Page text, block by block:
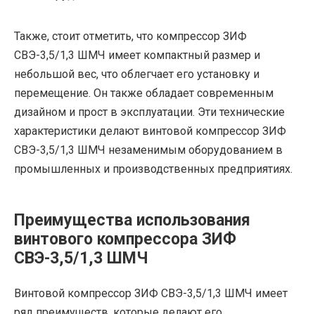
Также, стоит отметить, что компрессор ЗИФ
СВЭ-3,5/1,3 ШМЧ имеет компактный размер и
небольшой вес, что облегчает его установку и
перемещение. Он также обладает современным
дизайном и прост в эксплуатации. Эти технические
характеристики делают винтовой компрессор ЗИФ
СВЭ-3,5/1,3 ШМЧ незаменимым оборудованием в
промышленных и производственных предприятиях.
Преимущества использования
винтового компрессора ЗИФ
СВЭ-3,5/1,3 ШМЧ
Винтовой компрессор ЗИФ СВЭ-3,5/1,3 ШМЧ имеет